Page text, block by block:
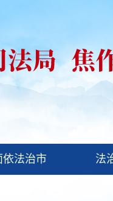
依法治市 法